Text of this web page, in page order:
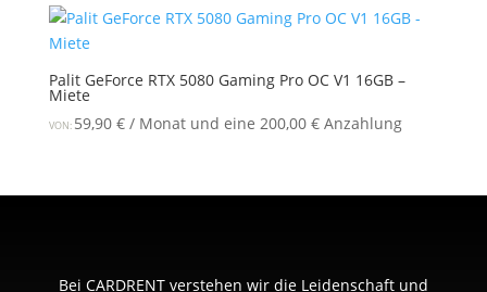
Palit GeForce RTX 5080 Gaming Pro OC V1 16GB –
Miete
VON: 59,90 € / Monat und eine 200,00 €Anzahlung
Bei CARDRENT verstehen wir die Leidenschaft und